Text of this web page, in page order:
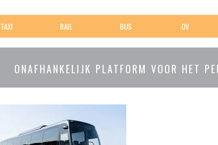
TAXI RAIL BUS OV
ONAFHANKELIJK PLATFORM VOOR HET